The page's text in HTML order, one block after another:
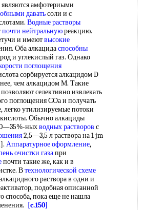
амфотериыми
даватьсоли и с
Водные растворы
почти нейтральнуюреакцию.
и имеютвысокие
Оба алкацидаспособны
и углекислый газ. Однако
поглощения
сорбируется алкацидом D
чем алкацидом М. Такие
селективно извлекать
поглощения СОа и получать
легко утилизируемые потоки
Обычно алкациды
ныхводных растворов с
2,5—3,5 л раствора на 1 jm
Аппаратурное оформление,
очистки газапри
почти такие же, как и в
Втехнологической схеме
раствора в одни и
подобная описанной
способа, пока еще не нашла
[c.150]